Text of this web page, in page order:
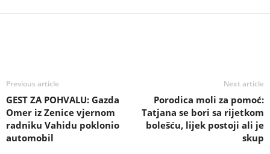
Previous article
GEST ZA POHVALU: Gazda
Omer iz Zenice vjernom
radniku Vahidu poklonio
automobil
Next article
Porodica moli za pomoć:
Tatjana se bori sa rijetkom
bolešću, lijek postoji ali je
skup